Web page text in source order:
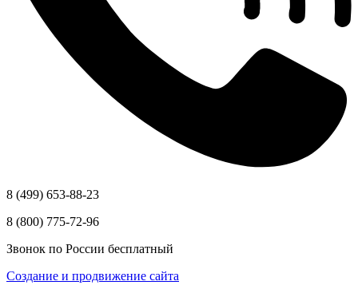
8 (499) 653-88-23
8 (800) 775-72-96
Звонок по России бесплатный
Создание и продвижение сайта